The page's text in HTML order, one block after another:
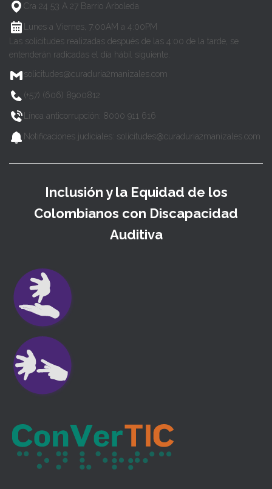
Cra 24 53 A 27 Barrio Arboleda
Lunes a Viernes, 7:00AM a 4:00PM
Las solicitudes realizadas después de las 4:00 de la tarde, se
entenderán radicadas el día hábil siguiente.
solicitudes@curaduria2manizales.com
(+57) (606) 8900812
Línea anticorrupción: 8000 911 616
Notificaciones judiciales: solicitudes@curaduria2manizales.com
Inclusión y la Equidad de los
Colombianos con Discapacidad
Auditiva